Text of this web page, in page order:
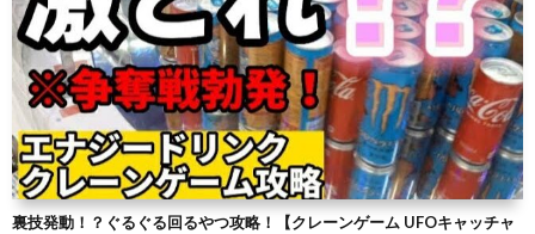
裏技発動！？ぐるぐる回るやつ攻略！【クレーンゲーム UFOキャッチャ